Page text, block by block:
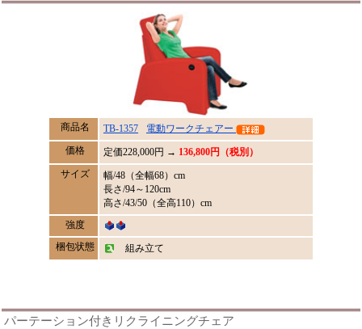
商品名 TB-1357
電動ワークチェアー
価格
定価228,000円 → 136,800円（税別）
サイズ
幅/48（全幅68）cm
長さ/94～120cm
高さ/43/50（全高110）cm
強度
梱包状態
組み立て
パーテーション付きリクライニングチェア